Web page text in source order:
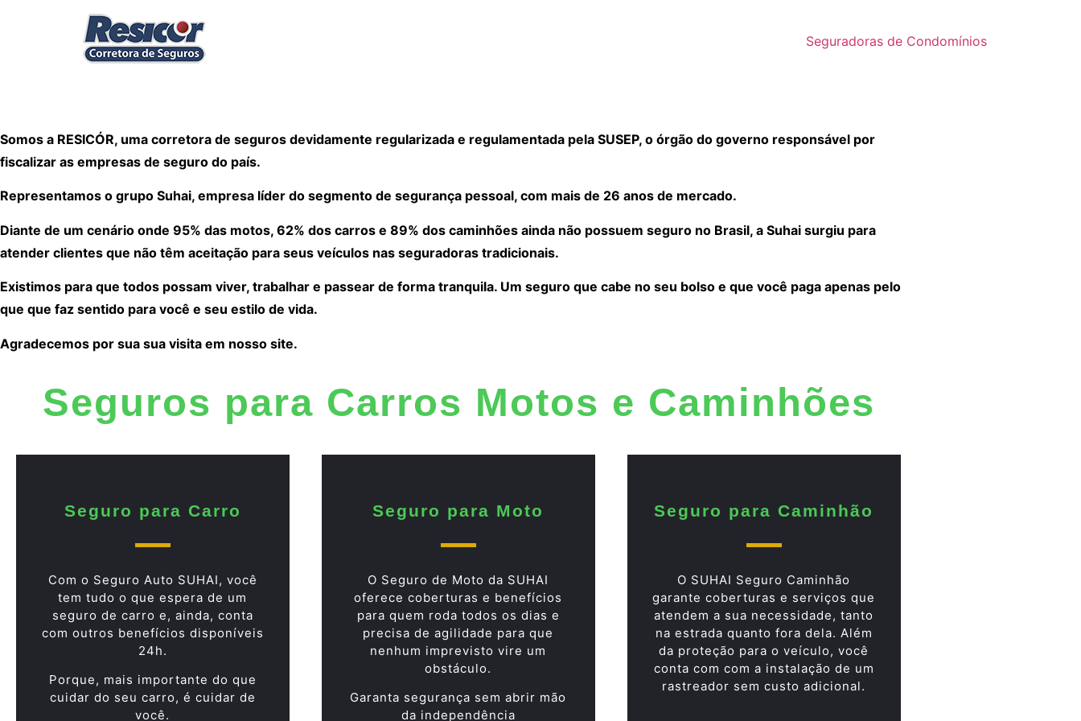
Seguradoras de Condomínios
Somos a RESICÓR, uma corretora de seguros devidamente regularizada e regulamentada pela SUSEP, o órgão do governo responsável por
fiscalizar as empresas de seguro do país.
Representamos o grupo Suhai, empresa líder do segmento de segurança pessoal, com mais de 26 anos de mercado.
Diante de um cenário onde 95% das motos, 62% dos carros e 89% dos caminhões ainda não possuem seguro no Brasil, a Suhai surgiu para
atender clientes que não têm aceitação para seus veículos nas seguradoras tradicionais.
Existimos para que todos possam viver, trabalhar e passear de forma tranquila. Um seguro que cabe no seu bolso e que você paga apenas pelo
que que faz sentido para você e seu estilo de vida.
Agradecemos por sua sua visita em nosso site.
Seguros para Carros Motos e Caminhões
Seguro para Carro
Com o Seguro Auto SUHAI, você
tem tudo o que espera de um
seguro de carro e, ainda, conta
com outros benefícios disponíveis
24h.
Porque, mais importante do que
cuidar do seu carro, é cuidar de
você.
Seguro para Moto
O Seguro de Moto da SUHAI
oferece coberturas e benefícios
para quem roda todos os dias e
precisa de agilidade para que
nenhum imprevisto vire um
obstáculo.
Garanta segurança sem abrir mão
da independência
Seguro para Caminhão
O SUHAI Seguro Caminhão
garante coberturas e serviços que
atendem a sua necessidade, tanto
na estrada quanto fora dela. Além
da proteção para o veículo, você
conta com com a instalação de um
rastreador sem custo adicional.